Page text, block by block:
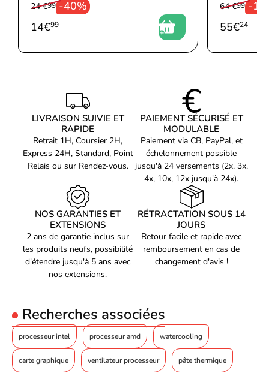
optez pour une solution fiable et performante pour vos besoins
informatiques. Avec une combinaison de vitesse, de compatibilité
et de puissance, ce processeur est un choix sûr pour ceux qui
recherchent des performances haut de gamme pour leur
ordinateur. N'hésitez plus et mettez à niveau votre système avec
La technologie
Conception de puce
Monolithique
Socket
LGA 1851
Systèmes d'exploitation
Windows 11, Linux
La virtualisation
VT-x, VT-x EPT, VT-d
Jeu d'instructions (ISA)
x86-64 (64 bit)
Extensions ISA
SSE4.1, SSE4.2, AVX2
5032037281980
Référence produit
00501330
Référence constructeur
BX80768265KF
Voir produits Intel
Voir les processeur Intel
-40%
24 €99
14€99
-
64 €99
55€24
LIVRAISON SUIVIE ET
RAPIDE
Retrait 1H, Coursier 2H,
Express 24H, Standard, Point
Relais ou sur Rendez-vous.
PAIEMENT SÉCURISÉ ET
MODULABLE
Paiement via CB, PayPal, et
échelonnement possible
jusqu'à 24 versements (2x, 3x,
4x, 10x, 12x jusqu'à 24x).
NOS GARANTIES ET
EXTENSIONS
2 ans de garantie inclus sur
les produits neufs, possibilité
d'étendre jusqu'à 5 ans avec
nos extensions.
RÉTRACTATION SOUS 14
JOURS
Retour facile et rapide avec
remboursement en cas de
changement d'avis !
Recherches associées
processeur intel processeur amd watercooling
carte graphique ventilateur processeur pâte thermique